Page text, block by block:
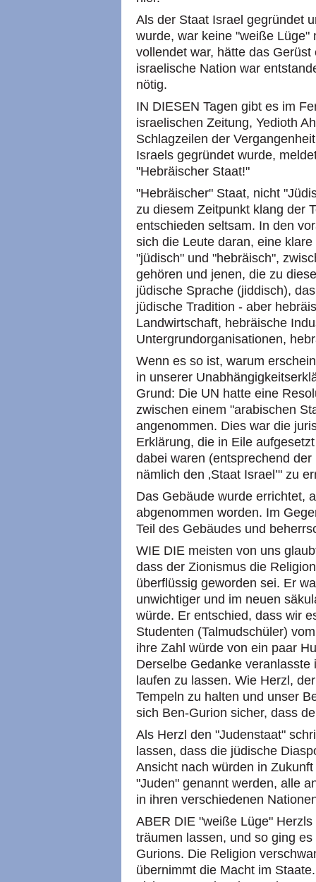
Als der Staat Israel gegründet
wurde, war keine "weiße
vollendet war, hätte das
israelische Nation war
nötig.
IN DIESEN Tagen gibt es im
israelischen Zeitung, Yedioth
Schlagzeilen der
Israels gegründet wurde,
"Hebräischer Staat!"
"Hebräischer" Staat, nicht
zu diesem Zeitpunkt klang der
entschieden seltsam. In den
sich die Leute daran, eine
"jüdisch" und "hebräisch",
gehören und jenen, die zu
jüdische Sprache (jiddisch),
jüdische Tradition - aber
Landwirtschaft, hebräische
Untergrundorganisationen,
Wenn es so ist, warum
in unserer
Grund: Die UN hatte eine
zwischen einem "arabischen
angenommen. Dies war die
Erklärung, die in Eile
dabei waren (entsprechend
nämlich den ‚Staat Israel’" zu
Das Gebäude wurde errichtet,
abgenommen worden. Im
Teil des Gebäudes und
WIE DIE meisten von uns
dass der Zionismus die
überflüssig geworden sei. Er
unwichtiger und im neuen
würde. Er entschied, dass wir
Studenten (Talmudschüler)
ihre Zahl würde von ein paar
Derselbe Gedanke
laufen zu lassen. Wie Herzl,
Tempeln zu halten und unser
sich Ben-Gurion sicher, dass
Als Herzl den "Judenstaat"
lassen, dass die jüdische
Ansicht nach würden in
"Juden" genannt werden, alle
in ihren verschiedenen
ABER DIE "weiße Lüge"
träumen lassen, und so ging
Gurions. Die Religion
übernimmt die Macht im